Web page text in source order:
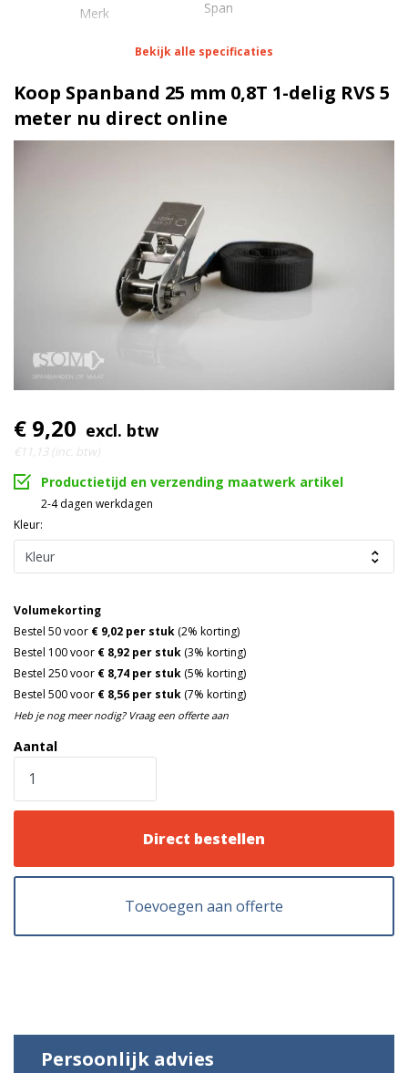
Merk Span
meter
Lengte 1 meter
800 kg
Hobbyratel RVS
Bekijk alle specificaties
Koop Spanband 25 mm 0,8T 1-delig RVS 5
meter nu direct online
€ 9,20 excl. btw
€11,13 (inc. btw)
Productietijd en verzending maatwerk artikel
2-4 dagen werkdagen
Kleur:
Aantal
Volumekorting
Bestel 50 voor € 9,02 per stuk (2% korting)
Bestel 100 voor € 8,92 per stuk (3% korting)
Bestel 250 voor € 8,74 per stuk (5% korting)
Bestel 500 voor € 8,56 per stuk (7% korting)
Heb je nog meer nodig? Vraag een offerte aan
Direct bestellen
Toevoegen aan offerte
Persoonlijk advies